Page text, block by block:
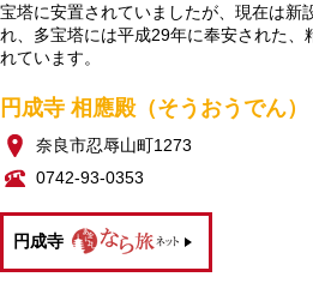
宝塔に安置されていましたが、現在は新
れ、多宝塔には平成29年に奉安された、
れています。
円成寺 相應殿（そうおうでん）
奈良市忍辱山町1273
0742-93-0353
円成寺